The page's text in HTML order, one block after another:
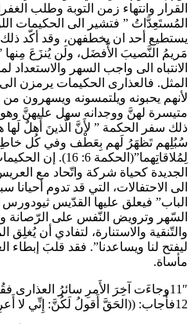
القرار وانتهاء زمن التوبة وطلب
المُستَعِدَّاتُ ” فتشير الى الحكيمات
يستطيع أحد ان يخطفهن، وقد أكّد
الانتباه الى واجب السهر
المثل. فالعذارى الحكيمات يرمزن
لأنهم يحبونه ويلتمسونه ويسهرون
متيسرة لهنَّ ووجدانه سهل عليهنَّ
ذلك سفر الحكمة ” لأَنَّ الَّذينَ أَهلٌ
سُبُلِهم تَظهَرُ لَهم بِعَطْف وفي كُل
لِمُلاقاتِهما”(الحكمة
الجديدة كحياة شركة واتّحاد مع
الى الاحتفالات، التي قد تدوم أحيانا
الباب” فيعلق عليها القدّيس ثيودورس
السّهر وترويض النّفس على الرّصانة
والتّنقية والاستنارة، لتفادي أن يُغلِق
ليفتح لنا ويساعدنا”. فقد قلبَ
مأساة.
11″وجاءَت آخِرَ الأَمرِ سائرُ العذارى
12فأَجاب: ((الحَقَّ أَقولُ لَكُنَّ: إِنِّي لا أَعرِفُكُنَّ! ))”: